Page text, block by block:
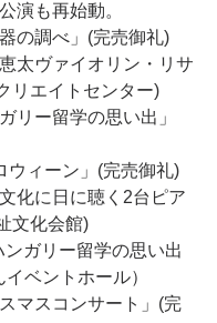
演も再始動。
の調べ」(完売御礼)
太ヴァイオリン・リサ
リエイトセンター)
リー留学の思い出」
ウィーン」(完売御礼)
化に日に聴く2台ピア
文化会館)
ガリー留学の思い出
ベントホール）
マスコンサート」(完